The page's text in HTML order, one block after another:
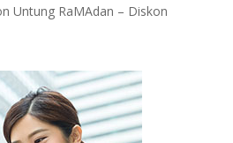
Untung RaMAdan – Diskon